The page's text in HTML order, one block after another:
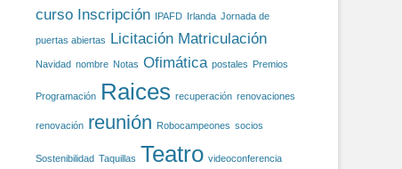
curso Inscripción IPAFD Irlanda Jornada de
puertas abiertas Licitación Matriculación
Navidad nombre Notas Ofimática postales Premios
Programación Raices recuperación renovaciones
renovación reunión Robocampeones socios
Sostenibilidad Taquillas Teatro videoconferencia